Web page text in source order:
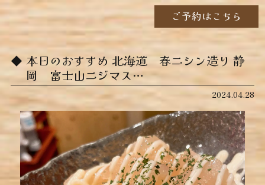
ご予約はこちら
本日のおすすめ ︎北海道 春ニシン造り ︎静
岡 富士山ニジマス…
2024.04.28